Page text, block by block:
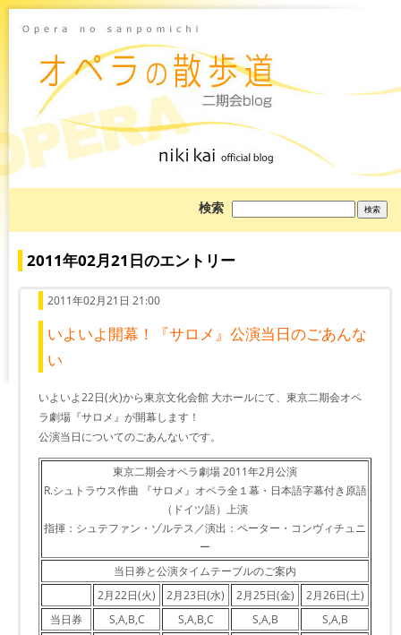
検索
を
索:
2011年02月21日のエントリー
2011年02月21日 21:00
いよいよ開幕！『サロメ』公演当日のごあんな
い
いよいよ22日(火)から東京文化会館 大ホールにて、東京二期会オペ
ラ劇場『サロメ』が開幕します！
公演当日についてのごあんないです。
東京二期会オペラ劇場 2011年2月公演
R.シュトラウス作曲 『サロメ』オペラ全１幕・日本語字幕付き原語
（ドイツ語）上演
指揮：シュテファン・ゾルテス／演出：ペーター・コンヴィチュニ
ー
当日券と公演タイムテーブルのご案内
2月22日(火)
2月23日(水) 2月25日(金)
2月26日(土)
当日券
S,A,B,C S,A,B,C S,A,B
S,A,B